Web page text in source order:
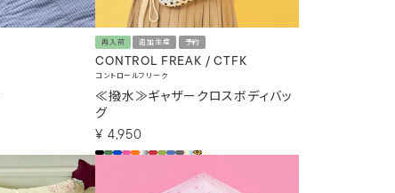
再入荷 追加生産 予約
CONTROL FREAK / CTFK
コントロールフリーク
≪撥水≫ギャザークロスボディバッ
グ
¥ 4,950